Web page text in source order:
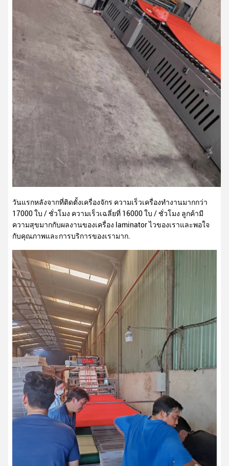
วันแรกหลังจากที่ติดตั้งเครื่องจักร ความเร็วเครื่องทํางานมากกว่า
17000 ใบ / ชั่วโมง ความเร็วเฉลี่ยที่ 16000 ใบ / ชั่วโมง ลูกค้ามี
ความสุขมากกับผลงานของเครื่อง laminator ไวของเราและพอใจ
กับคุณภาพและการบริการของเรามาก.